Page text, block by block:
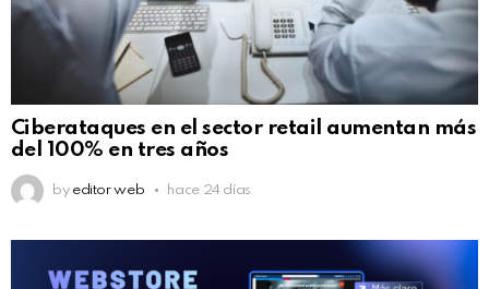
Ciberataques en el sector retail aumentan más
del 100% en tres años
by editor web hace 24 días